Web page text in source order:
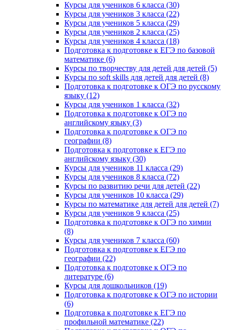
Курсы для учеников 6 класса (30)
Курсы для учеников 3 класса (22)
Курсы для учеников 5 класса (29)
Курсы для учеников 2 класса (25)
Курсы для учеников 4 класса (18)
Подготовка к подготовке к ЕГЭ по базовой
математике (6)
Курсы по творчеству для детей для детей (5)
Курсы по soft skills для детей для детей (8)
Подготовка к подготовке к ОГЭ по русскому
языку (12)
Курсы для учеников 1 класса (32)
Подготовка к подготовке к ОГЭ по
английскому языку (3)
Подготовка к подготовке к ОГЭ по
географии (8)
Подготовка к подготовке к ЕГЭ по
английскому языку (30)
Курсы для учеников 11 класса (29)
Курсы для учеников 8 класса (72)
Курсы по развитию речи для детей (22)
Курсы для учеников 10 класса (29)
Курсы по математике для детей для детей (7)
Курсы для учеников 9 класса (25)
Подготовка к подготовке к ОГЭ по химии
(8)
Курсы для учеников 7 класса (60)
Подготовка к подготовке к ЕГЭ по
географии (22)
Подготовка к подготовке к ОГЭ по
литературе (6)
Курсы для дошкольников (19)
Подготовка к подготовке к ОГЭ по истории
(6)
Подготовка к подготовке к ЕГЭ по
профильной математике (22)